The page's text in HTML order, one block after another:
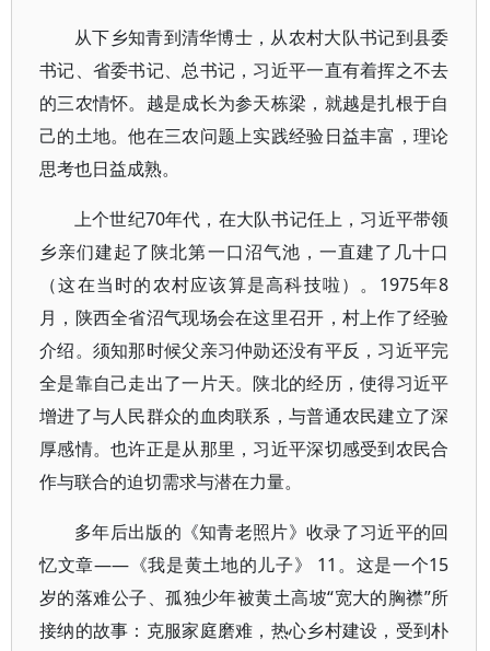
从下乡知青到清华博士，从农村大队书记到县委
书记、省委书记、总书记，习近平一直有着挥之不去
的三农情怀。越是成长为参天栋梁，就越是扎根于自
己的土地。他在三农问题上实践经验日益丰富，理论
思考也日益成熟。
上个世纪70年代，在大队书记任上，习近平带领
乡亲们建起了陕北第一口沼气池，一直建了几十口
（这在当时的农村应该算是高科技啦）。1975年8
月，陕西全省沼气现场会在这里召开，村上作了经验
介绍。须知那时候父亲习仲勋还没有平反，习近平完
全是靠自己走出了一片天。陕北的经历，使得习近平
增进了与人民群众的血肉联系，与普通农民建立了深
厚感情。也许正是从那里，习近平深切感受到农民合
作与联合的迫切需求与潜在力量。
多年后出版的《知青老照片》收录了习近平的回
忆文章——《我是黄土地的儿子》 11。这是一个15
岁的落难公子、孤独少年被黄土高坡“宽大的胸襟”所
接纳的故事：克服家庭磨难，热心乡村建设，受到朴